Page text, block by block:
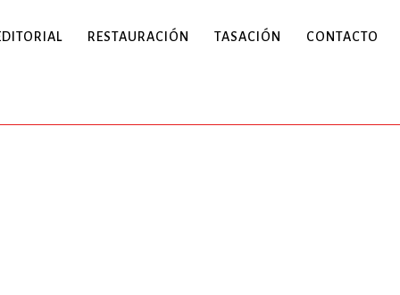
RESTAURACIÓN TASACIÓN CONTACTO